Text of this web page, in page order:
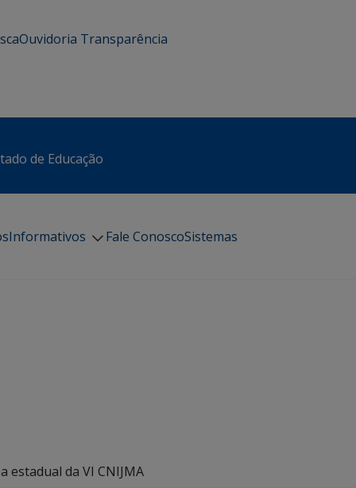
Ouvidoria Transparência
de Educação
Informativos Fale ConoscoSistemas
estadual da VI CNIJMA